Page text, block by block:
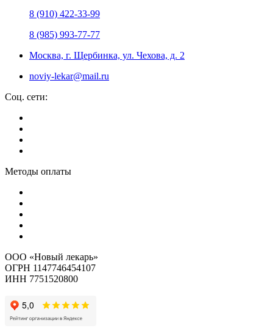
8 (910) 422-33-99
8 (985) 993-77-77
Москва, г. Щербинка, ул. Чехова, д. 2
noviy-lekar@mail.ru
Соц. сети:
Методы оплаты
ООО «Новый лекарь»
ОГРН 1147746454107
ИНН 7751520800